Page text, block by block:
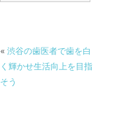
« 渋谷の歯医者で歯を白
く輝かせ生活向上を目指
そう